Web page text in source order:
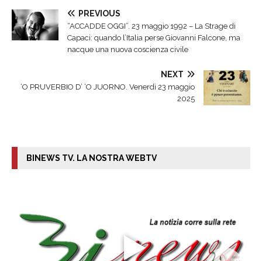
PREVIOUS
“ACCADDE OGGI”. 23 maggio 1992 – La Strage di
Capaci: quando l’Italia perse Giovanni Falcone, ma
nacque una nuova coscienza civile
NEXT
‘O PRUVERBIO D’ ‘O JUORNO. Venerdì 23 maggio
2025
BINEWS TV. LA NOSTRA WEBTV